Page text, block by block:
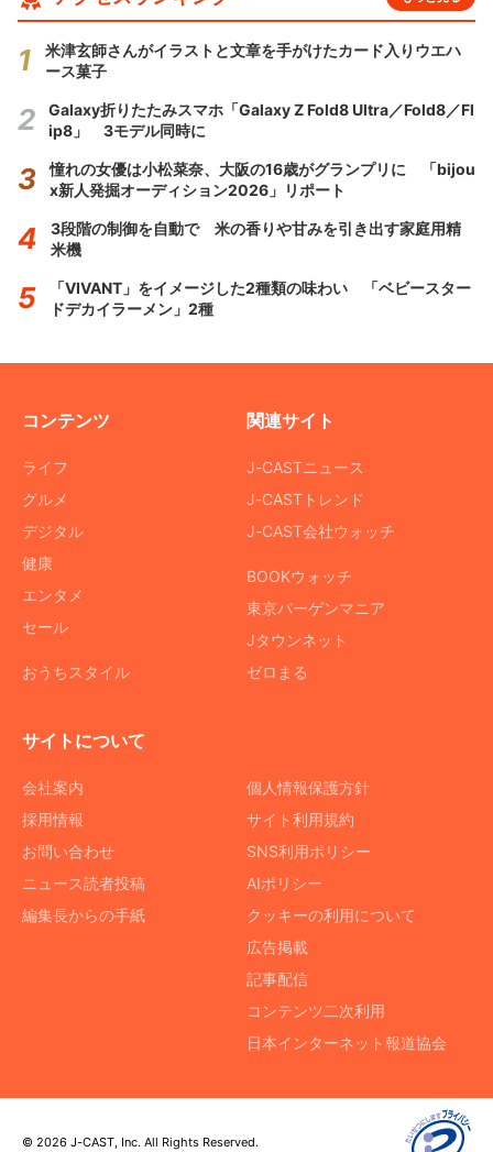
米津玄師さんがイラストと文章を手がけたカード入りウエハ
ース菓子
Galaxy折りたたみスマホ「Galaxy Z Fold8 Ultra／Fold8／Fl
ip8」 3モデル同時に
憧れの女優は小松菜奈、大阪の16歳がグランプリに 「bijou
x新人発掘オーディション2026」リポート
3段階の制御を自動で 米の香りや甘みを引き出す家庭用精
米機
「VIVANT」をイメージした2種類の味わい 「ベビースター
ドデカイラーメン」2種
コンテンツ
ライフ
グルメ
デジタル
健康
エンタメ
セール
おうちスタイル
関連サイト
J-CASTニュース
J-CASTトレンド
J-CAST会社ウォッチ
BOOKウォッチ
東京バーゲンマニア
Jタウンネット
ゼロまる
サイトについて
会社案内
採用情報
お問い合わせ
ニュース読者投稿
編集長からの手紙
個人情報保護方針
サイト利用規約
SNS利用ポリシー
AIポリシー
クッキーの利用について
広告掲載
記事配信
コンテンツ二次利用
日本インターネット報道協会
© 2026 J-CAST, Inc. All Rights Reserved.